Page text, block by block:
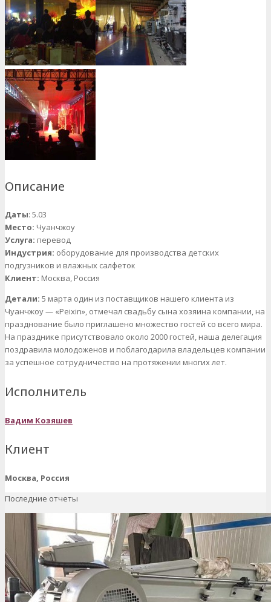
Описание
Даты: 5.03
Место: Чуанчжоу
Услуга: перевод
Индустрия: оборудование для производства детских
подгузников и влажных салфеток
Клиент: Москва, Россия
Детали: 5 марта один из поставщиков нашего клиента из
Чуанчжоу — «Peixin», отмечал свадьбу сына хозяина компании, на
празднование было приглашено множество гостей со всего мира.
На празднике присутствовало около 2000 гостей, наша делегация
поздравила молодоженов и поблагодарила владельцев компании
за успешное сотрудничество на протяжении многих лет.
Исполнитель
Вадим Козяшев
Клиент
Москва, Россия
Последние отчеты